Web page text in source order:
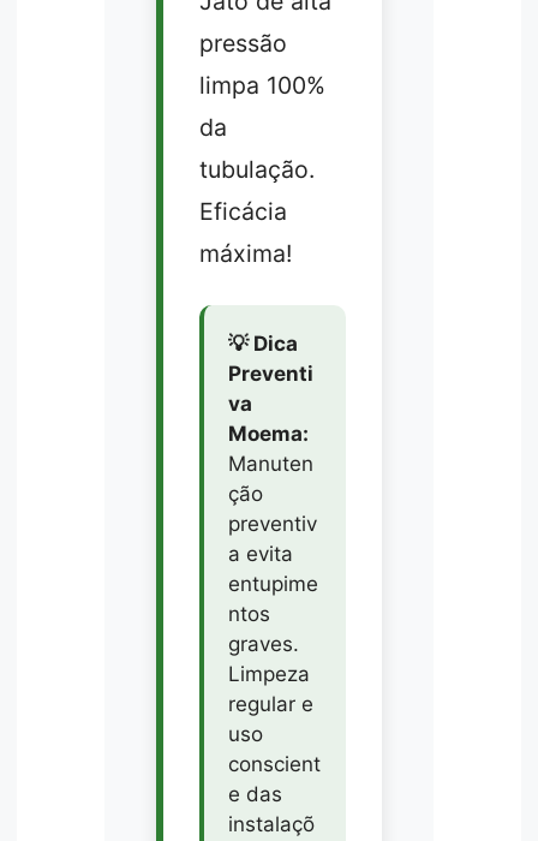
pressão
limpa 100%
da
tubulação.
Eficácia
máxima!
💡 Dica
Preventi
va
Moema:
Manuten
ção
preventiv
a evita
entupime
ntos
graves.
Limpeza
regular e
uso
conscient
e das
instalaçõ